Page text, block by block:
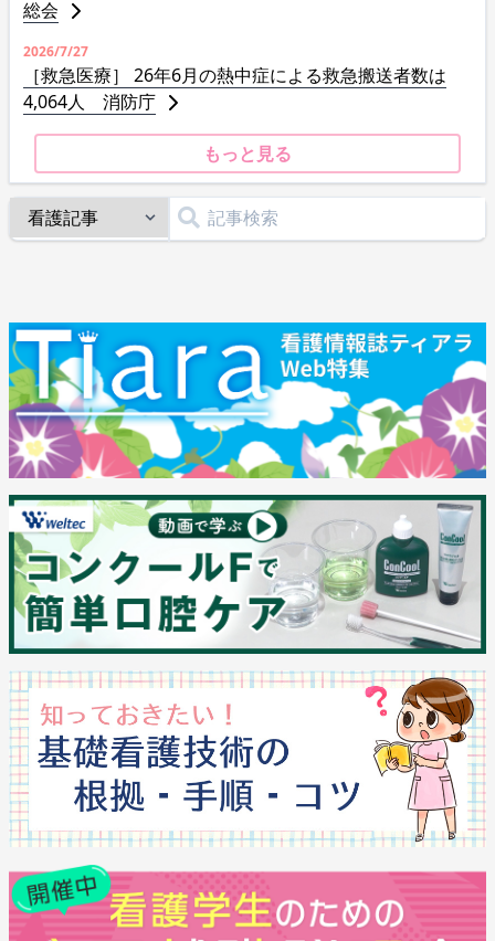
総会
2026/7/27
［救急医療］ 26年6月の熱中症による救急搬送者数は
4,064人 消防庁
もっと見る